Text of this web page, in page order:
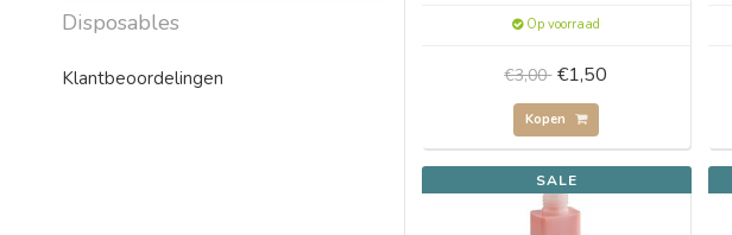
Disposables
Klantbeoordelingen
Op voorraad
€3,00 €1,50
Kopen
SALE